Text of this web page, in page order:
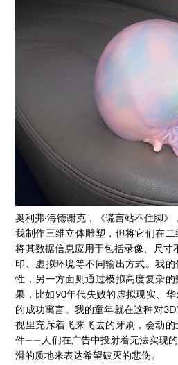
奥利弗·海德谢克，《谎言站不住脚
我制作三维立体雕塑，但将它们在
将其数据信息应用于包括录像、尺
印、虚拟环境等不同输出方式。我
性，另一方面则通过模拟高度复杂
果，比如90年代失败的虚拟现实、
的成功寓言。我的童年就在这种对
视里充斥着飞来飞去的牙刷，会动
件——人们在广告中投射着无法实现
滑的质地来表达希望破灭的悲伤。